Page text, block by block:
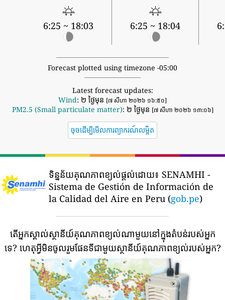
6:25 ~ 18:03 6:25 ~ 18:04
Forecast plotted using timezone -05:00
Latest forecast updates:
Wind: ២ ថ្ងៃមុន [៧ សីហា ២០២៦ ១៦:៥០]
PM2.5 (Small particulate matter): ២ ថ្ងៃមុន [៧ សីហា ២០២៦ ១៣:០៦]
ចុចដើម្បីមើលការព្យាករណ៍លម្អិត
ទិន្នន័យគុណភាពខ្យល់ផ្តល់ដោយ៖ SENAMHI -
Sistema de Gestión de Información de
la Calidad del Aire en Peru (gob.pe)
តើអ្នកស្គាល់ស្ថានីយ៍គុណភាពខ្យល់ណាមួយនៅក្នុងតំបន់របស់អ្នក
ទេ? ហេតុអ្វីមិនចូលរួមផែនទីជាមួយស្ថានីយ៍គុណភាពខ្យល់របស់អ្នក?